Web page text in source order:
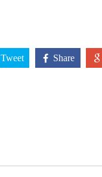
Tweet Share